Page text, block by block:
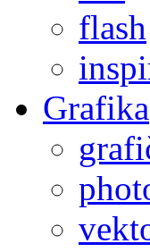
flash
Grafika